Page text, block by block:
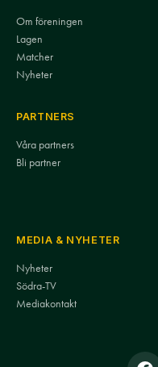
Om föreningen
Lagen
Matcher
Nyheter
PARTNERS
Våra partners
Bli partner
MEDIA & NYHETER
Nyheter
Södra-TV
Mediakontakt